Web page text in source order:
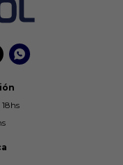
